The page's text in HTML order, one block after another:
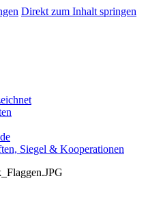
Direkt zum Inhalt springen
Siegel & Kooperationen